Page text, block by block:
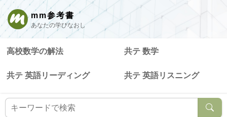
mm参考書
あなたの学びなおし
高校数学の解法 共テ 数学
共テ 英語リーディング 共テ 英語リスニング